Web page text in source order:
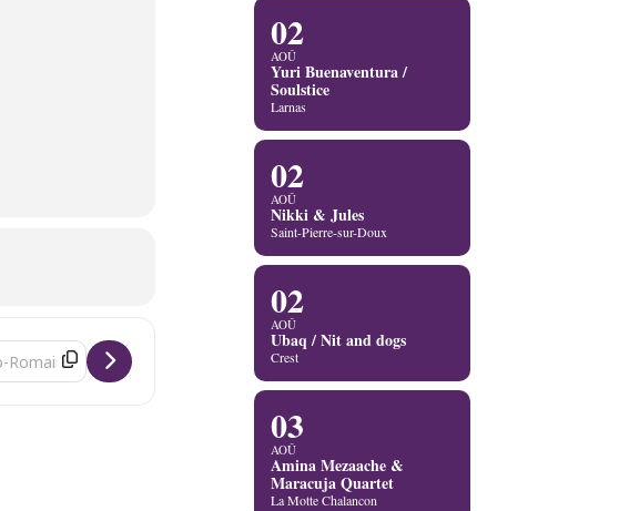
- Amin Al Aiedy quartet [4zMCVS8os]
02
AOÛ
Yuri Buenaventura /
Soulstice
Larnas
02
AOÛ
Nikki & Jules
Saint-Pierre-sur-Doux
02
AOÛ
Ubaq / Nit and dogs
Crest
03
AOÛ
Amina Mezaache &
Maracuja Quartet
La Motte Chalancon